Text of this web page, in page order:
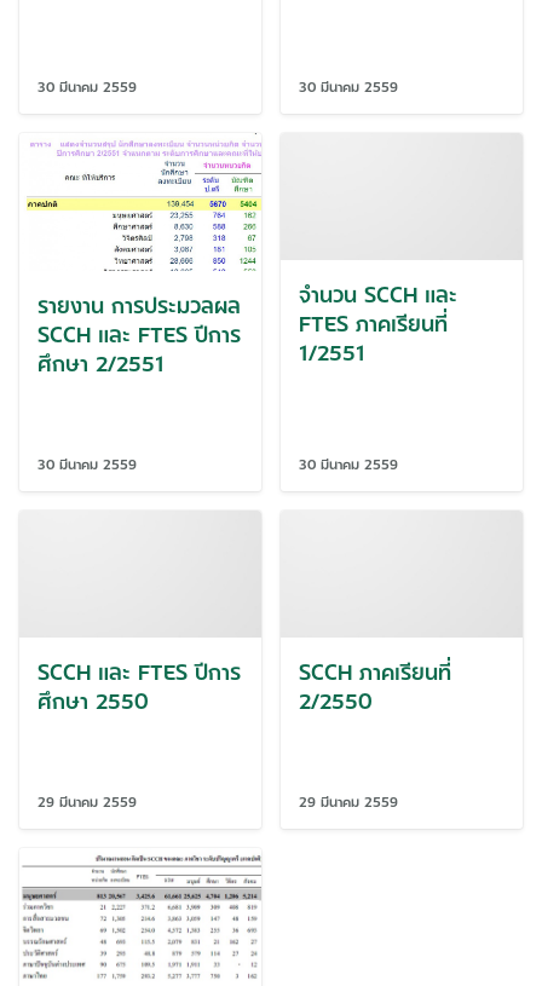
30 มีนาคม 2559 30 มีนาคม 2559
รายงาน การประมวลผล
SCCH และ FTES ปีการ
ศึกษา 2/2551
30 มีนาคม 2559
จำนวน SCCH และ
FTES ภาคเรียนที่
1/2551
30 มีนาคม 2559
SCCH และ FTES ปีการ
ศึกษา 2550
29 มีนาคม 2559
SCCH ภาคเรียนที่
2/2550
29 มีนาคม 2559